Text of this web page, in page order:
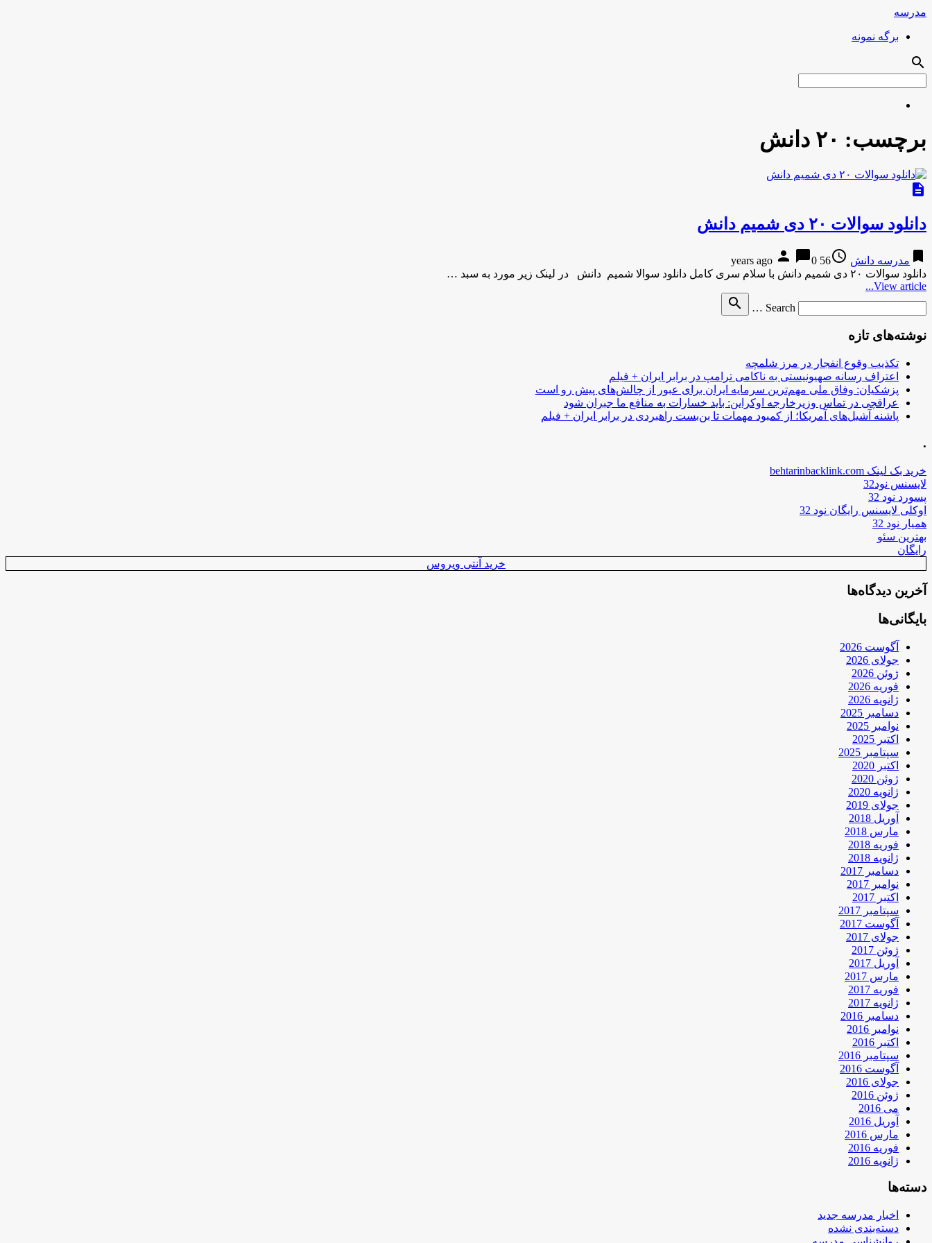
مدرسه
برگه نمونه
search
برچسب: ۲۰ دانش
description
دانلود سوالات ۲۰ دی شمیم دانش
bookmark مدرسه دانش access_time
56 years ago
person chat_bubble0
دانلود سوالات ۲۰ دی شمیم دانش با سلام سری کامل دانلود سوالا شمیم دانش در لینک زیر مورد به سبد …
View article...
Search …
search
نوشته‌های تازه
تکذیب وقوع انفجار در مرز شلمچه
اعتراف رسانه صهیونیستی به ناکامی ترامپ در برابر ایران + فیلم
پزشکیان: وفاق ملی مهم‌ترین سرمایه ایران برای عبور از چالش‌های پیش رو است
عراقچی در تماس وزیرخارجه اوکراین: باید خسارات به منافع ما جبران شود
پاشنه آشیل‌های آمریکا؛ از کمبود مهمات تا بن‌بست راهبردی در برابر ایران + فیلم
.
خرید بک لینک behtarinbacklink.com
لایسنس نود32
پسورد نود 32
اوکلی لایسنس رایگان نود 32
همیار نود 32
بهترین سئو
رایگان
خرید آنتی ویروس
آخرین دیدگاه‌ها
بایگانی‌ها
آگوست 2026
جولای 2026
ژوئن 2026
فوریه 2026
ژانویه 2026
دسامبر 2025
نوامبر 2025
اکتبر 2025
سپتامبر 2025
اکتبر 2020
ژوئن 2020
ژانویه 2020
جولای 2019
آوریل 2018
مارس 2018
فوریه 2018
ژانویه 2018
دسامبر 2017
نوامبر 2017
اکتبر 2017
سپتامبر 2017
آگوست 2017
جولای 2017
ژوئن 2017
آوریل 2017
مارس 2017
فوریه 2017
ژانویه 2017
دسامبر 2016
نوامبر 2016
اکتبر 2016
سپتامبر 2016
آگوست 2016
جولای 2016
ژوئن 2016
می 2016
آوریل 2016
مارس 2016
فوریه 2016
ژانویه 2016
دسته‌ها
اخبار مدرسه جدید
دسته‌بندی نشده